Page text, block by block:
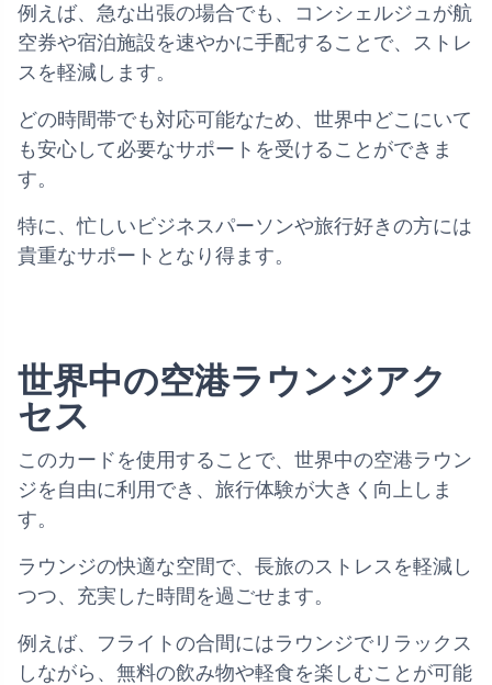
例えば、急な出張の場合でも、コンシェルジュが航
空券や宿泊施設を速やかに手配することで、ストレ
スを軽減します。
どの時間帯でも対応可能なため、世界中どこにいて
も安心して必要なサポートを受けることができま
す。
特に、忙しいビジネスパーソンや旅行好きの方には
貴重なサポートとなり得ます。
世界中の空港ラウンジアク
セス
このカードを使用することで、世界中の空港ラウン
ジを自由に利用でき、旅行体験が大きく向上しま
す。
ラウンジの快適な空間で、長旅のストレスを軽減し
つつ、充実した時間を過ごせます。
例えば、フライトの合間にはラウンジでリラックス
しながら、無料の飲み物や軽食を楽しむことが可能